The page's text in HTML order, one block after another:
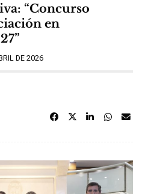
“Concurso
en
DE 2026